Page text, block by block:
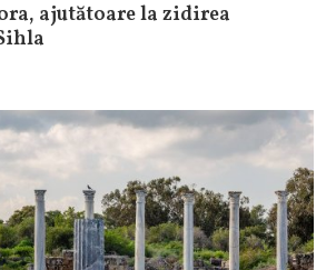
ajutătoare la zidirea